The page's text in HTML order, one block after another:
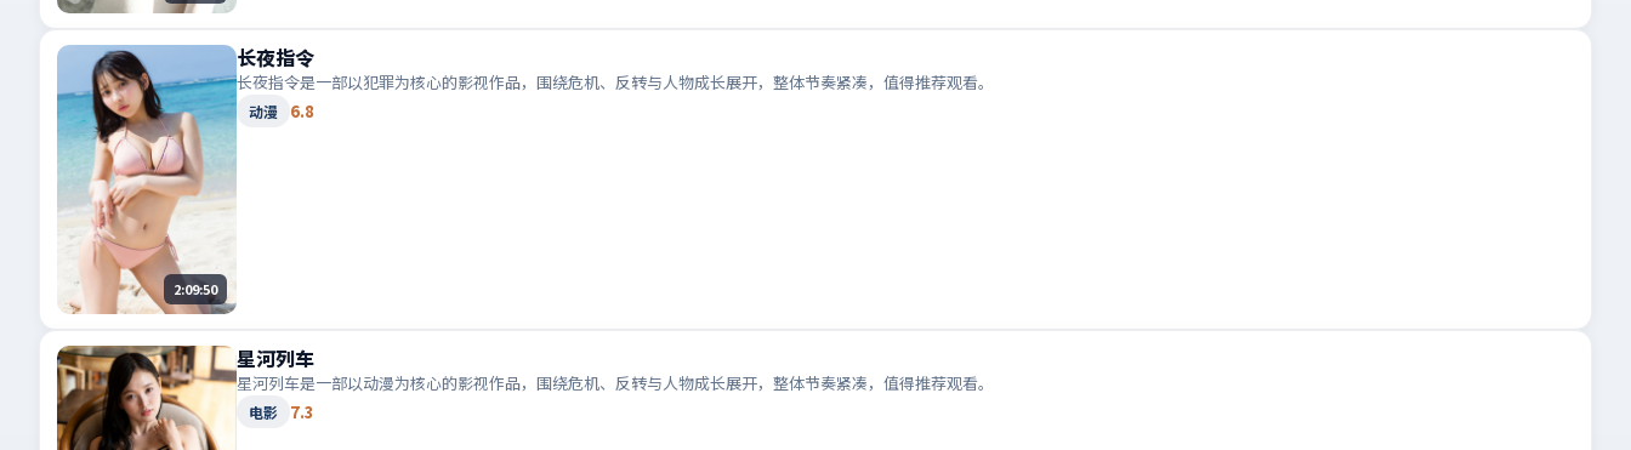
2:09:50
长夜指令
长夜指令是一部以犯罪为核心的影视作品，围绕危机、反转与人物成长展开，整体节奏紧凑，值得推荐观看。
动漫 6.8
星河列车
星河列车是一部以动漫为核心的影视作品，围绕危机、反转与人物成长展开，整体节奏紧凑，值得推荐观看。
电影 7.3